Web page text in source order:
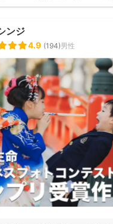
ンジ
4.9 (194)男性